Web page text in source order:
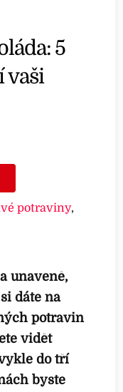
5
vaši
potraviny,
unaveně,
dáte na
potravin
vidět
do tří
byste